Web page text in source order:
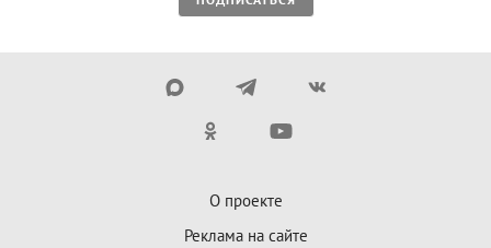
О проекте
Реклама на сайте